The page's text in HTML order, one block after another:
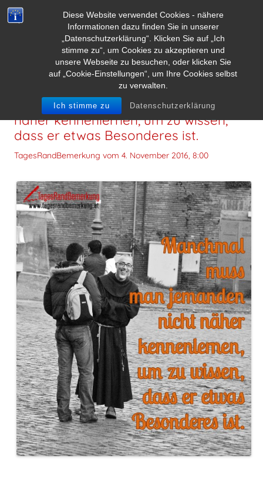
Diese Website verwendet Cookies - nähere
Informationen dazu finden Sie in unserer
„Datenschutzerklärung“. Klicken Sie auf „Ich
stimme zu“, um Cookies zu akzeptieren und
unsere Webseite zu besuchen, oder klicken Sie
auf „Cookie-Einstellungen“, um Ihre Cookies selbst
zu verwalten.
Ich stimme zu Datenschutzerklärung
Manchmal muss man jemanden nicht
näher kennenlernen, um zu wissen,
dass er etwas Besonderes ist.
TagesRandBemerkung vom 4. November 2016, 8:00